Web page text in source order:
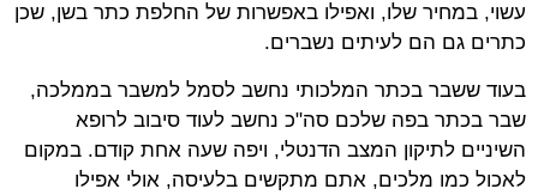
עשוי, במחיר שלו, ואפילו באפשרות של החלפת כתר בשן, שכן
כתרים גם הם לעיתים נשברים.
בעוד ששבר בכתר המלכותי נחשב לסמל למשבר בממלכה,
שבר בכתר בפה שלכם סה"כ נחשב לעוד סיבוב לרופא
השיניים לתיקון המצב הדנטלי, ויפה שעה אחת קודם. במקום
לאכול כמו מלכים, אתם מתקשים בלעיסה, אולי אפילו